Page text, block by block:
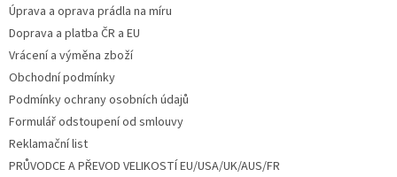
Úprava a oprava prádla na míru
Doprava a platba ČR a EU
Vrácení a výměna zboží
Obchodní podmínky
Podmínky ochrany osobních údajů
Formulář odstoupení od smlouvy
Reklamační list
PRŮVODCE A PŘEVOD VELIKOSTÍ EU/USA/UK/AUS/FR